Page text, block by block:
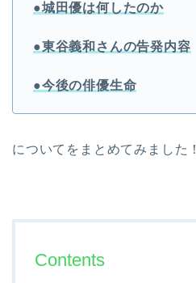
●城田優は何したのか
●東谷義和さんの告発内容
●今後の俳優生命
についてをまとめてみました！
Contents